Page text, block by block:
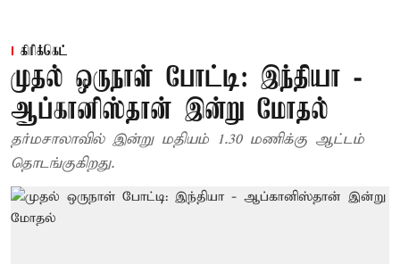
கிரிக்கெட்
முதல் ஒருநாள் போட்டி: இந்தியா -
ஆப்கானிஸ்தான் இன்று மோதல்
தர்மசாலாவில் இன்று மதியம் 1.30 மணிக்கு ஆட்டம்
தொடங்குகிறது.